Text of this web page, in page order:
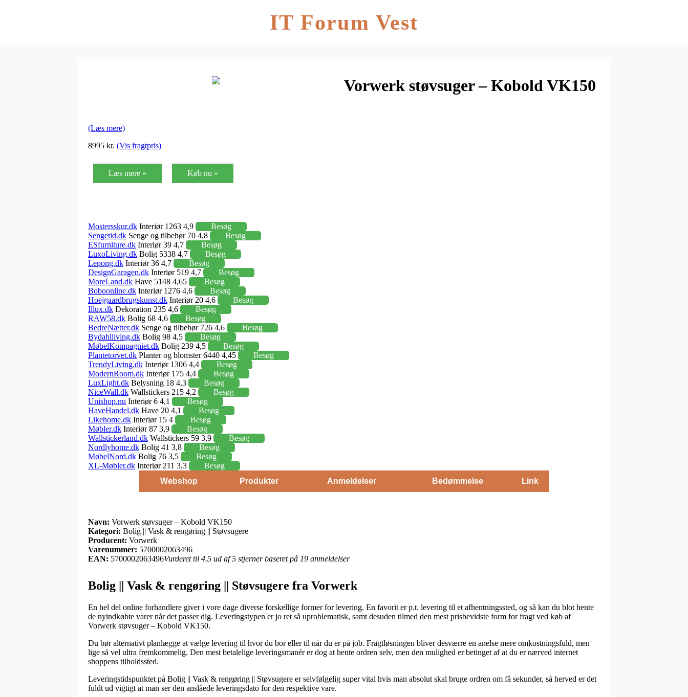
IT Forum Vest
Vorwerk støvsuger – Kobold VK150
(Læs mere)
8995 kr. (Vis fragtpris)
Læs mere » Køb nu »
Mostersskur.dk Interiør 1263 4,9
Besøg
Sengetid.dk Senge og tilbehør 70 4,8
Besøg
ESfurniture.dk Interiør 39 4,7
Besøg
LuxoLiving.dk Bolig 5338 4,7
Besøg
Lepong.dk Interiør 36 4,7
Besøg
DesignGaragen.dk Interiør 519 4,7
Besøg
MoreLand.dk Have 5148 4,65
Besøg
Boboonline.dk Interiør 1276 4,6
Besøg
Hoejgaardbrugskunst.dk Interiør 20 4,6
Besøg
Illux.dk Dekoration 235 4,6
Besøg
RAW58.dk Bolig 68 4,6
Besøg
BedreNætter.dk Senge og tilbehør 726 4,6
Besøg
Bydahlliving.dk Bolig 98 4,5
Besøg
MøbelKompagniet.dk Bolig 239 4,5
Besøg
Plantetorvet.dk Planter og blomster 6440 4,45
Besøg
TrendyLiving.dk Interiør 1306 4,4
Besøg
ModernRoom.dk Interiør 175 4,4
Besøg
LuxLight.dk Belysning 18 4,3
Besøg
NiceWall.dk Wallstickers 215 4,2
Besøg
Unishop.nu Interiør 6 4,1
Besøg
HaveHandel.dk Have 20 4,1
Besøg
Likehome.dk Interiør 15 4
Besøg
Møbler.dk Interiør 87 3,9
Besøg
Wallstickerland.dk Wallstickers 59 3,9
Besøg
Nordlyhome.dk Bolig 41 3,8
Besøg
MøbelNord.dk Bolig 76 3,5
Besøg
XL-Møbler.dk Interiør 211 3,3
Besøg
Webshop
Produkter Anmeldelser Bedømmelse Link
Navn: Vorwerk støvsuger – Kobold VK150
Kategori: Bolig || Vask & rengøring || Støvsugere
Producent: Vorwerk
Varenummer: 5700002063496
EAN: 5700002063496Vurderet til 4.5 ud af 5 stjerner baseret på 19 anmeldelser
Bolig || Vask & rengøring || Støvsugere fra Vorwerk
En hel del online forhandlere giver i vore dage diverse forskellige former for levering. En favorit er p.t. levering til et afhentningssted, og så kan du blot hente
de nyindkøbte varer når det passer dig. Leveringstypen er jo ret så uproblematisk, samt desuden tilmed den mest prisbevidste form for fragt ved køb af
Vorwerk støvsuger – Kobold VK150.
Du bør alternativt planlægge at vælge levering til hvor du bor eller til når du er på job. Fragtløsningen bliver desværre en anelse mere omkostningsfuld, men
lige så vel ultra fremkommelig. Den mest betalelige leveringsmanér er dog at hente ordren selv, men den mulighed er betinget af at du er nærved internet
shoppens tilholdssted.
Leveringstidspunktet på Bolig || Vask & rengøring || Støvsugere er selvfølgelig super vital hvis man absolut skal bruge ordren om få sekunder, så herved er det
fuldt ud vigtigt at man ser den anslåede leveringsdato for den respektive vare.